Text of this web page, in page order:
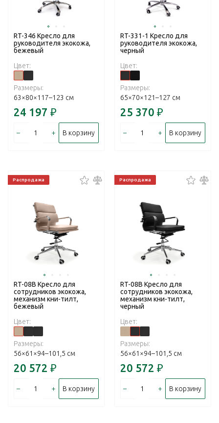
RT-346 Кресло для
руководителя экокожа,
бежевый
Цвет:
Размеры:
63×80×117–123 см
24 197 ₽
– + В корзину
RT-331-1 Кресло для
руководителя экокожа,
черный
Цвет:
Размеры:
65×70×121–127 см
25 370 ₽
– + В корзину
Распродажа
RT-08B Кресло для
сотрудников экокожа,
механизм кни-тилт,
бежевый
Цвет:
Размеры:
56×61×94–101,5 см
20 572 ₽
– + В корзину
Распродажа
RT-08B Кресло для
сотрудников экокожа,
механизм кни-тилт,
черный
Цвет:
Размеры:
56×61×94–101,5 см
20 572 ₽
– + В корзину